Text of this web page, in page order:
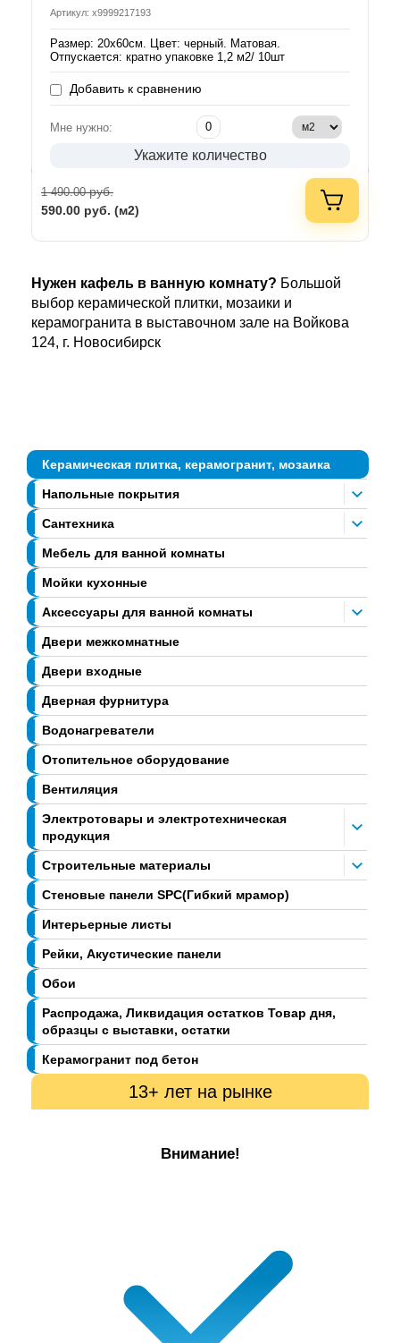
Керамическая плитка, керамогранит, мозаика
Напольные покрытия
Сантехника
Мебель для ванной комнаты
Мойки кухонные
Аксессуары для ванной комнаты
Двери межкомнатные
Двери входные
Дверная фурнитура
Водонагреватели
Отопительное оборудование
Вентиляция
Электротовары и электротехническая
продукция
Строительные материалы
Стеновые панели SPC(Гибкий мрамор)
Интерьерные листы
Рейки, Акустические панели
Обои
Распродажа, Ликвидация остатков Товар дня,
образцы с выставки, остатки
Керамогранит под бетон
13+ лет на рынке
Внимание!
Артикул: х9999217193
Размер: 20х60см. Цвет: черный. Матовая.
Отпускается: кратно упаковке 1,2 м2/ 10шт
Добавить к сравнению
Мне нужно:
Укажите количество
1 490.00руб.
590.00 руб. (м2)
Нужен кафель в ванную комнату? Большой
выбор керамической плитки, мозаики и
керамогранита в выставочном зале на Войкова
124, г. Новосибирск